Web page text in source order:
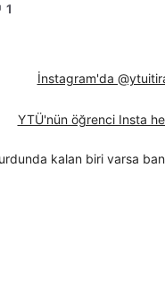
1
İnstagram'da
YTÜ'nün öğrenci Insta
kalan biri varsa